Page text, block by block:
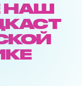
НАШ